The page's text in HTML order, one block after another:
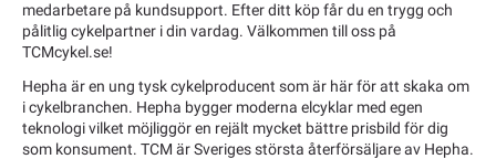
medarbetare på kundsupport. Efter ditt köp får du en trygg och
pålitlig cykelpartner i din vardag. Välkommen till oss på
TCMcykel.se!
Hepha är en ung tysk cykelproducent som är här för att skaka om
i cykelbranchen. Hepha bygger moderna elcyklar med egen
teknologi vilket möjliggör en rejält mycket bättre prisbild för dig
som konsument. TCM är Sveriges största återförsäljare av Hepha.